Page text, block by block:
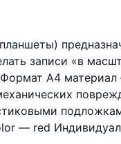
записи «в
А4
— red